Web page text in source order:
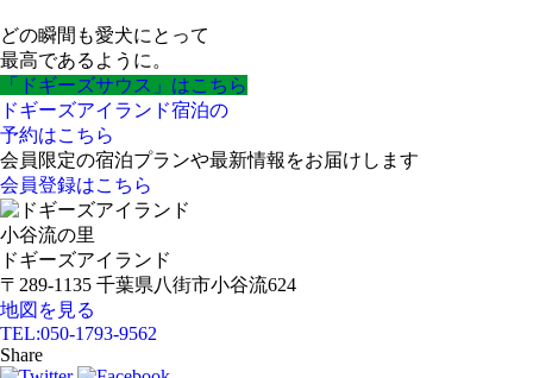
どの瞬間も愛犬にとって
最高であるように。
「ドギーズサウス」はこちら
ドギーズアイランド宿泊の
予約はこちら
会員限定の宿泊プランや最新情報をお届けします
会員登録はこちら
小谷流の里
ドギーズアイランド
〒289-1135 千葉県八街市小谷流624
地図を見る
TEL:050-1793-9562
Share